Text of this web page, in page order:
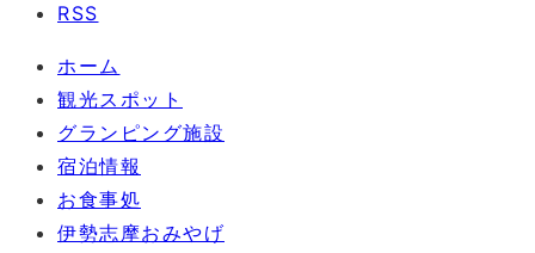
RSS
ホーム
観光スポット
グランピング施設
宿泊情報
お食事処
伊勢志摩おみやげ